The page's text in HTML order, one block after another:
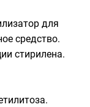
для
средство.
стирилена.